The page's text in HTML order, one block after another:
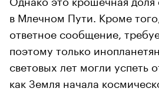
в Млечном Пути. Кроме
ответное сообщение,
поэтому только
световых лет могли успеть
как Земля начала